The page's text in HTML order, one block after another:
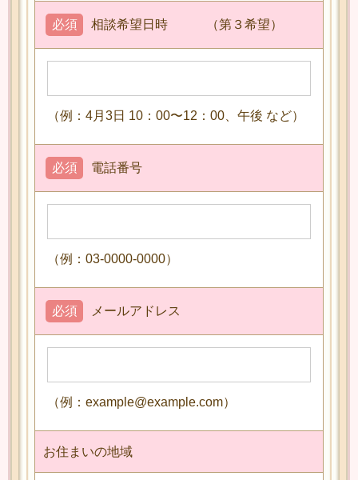
相談希望日時 （第３希望）
必須
（例：4月3日 10：00〜12：00、午後 など）
電話番号
必須
（例：03-0000-0000）
メールアドレス
必須
（例：example@example.com）
お住まいの地域